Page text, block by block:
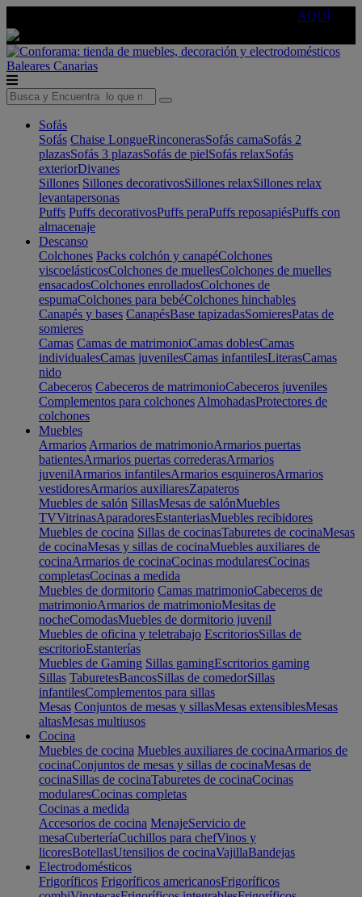
AQUÍ
Baleares Canarias
Sofás
Sofás Chaise LongueRinconerasSofás camaSofás 2
plazasSofás 3 plazasSofás de pielSofás relaxSofás
exteriorDivanes
Sillones Sillones decorativosSillones relaxSillones relax
levantapersonas
Puffs Puffs decorativosPuffs peraPuffs reposapiésPuffs con
almacenaje
Descanso
Colchones Packs colchón y canapéColchones
viscoelásticosColchones de muellesColchones de muelles
ensacadosColchones enrolladosColchones de
espumaColchones para bebéColchones hinchables
Canapés y bases CanapésBase tapizadasSomieresPatas de
somieres
Camas Camas de matrimonioCamas doblesCamas
individualesCamas juvenilesCamas infantilesLiterasCamas
nido
Cabeceros Cabeceros de matrimonioCabeceros juveniles
Complementos para colchones AlmohadasProtectores de
colchones
Muebles
Armarios Armarios de matrimonioArmarios puertas
batientesArmarios puertas correderasArmarios
juvenilArmarios infantilesArmarios esquinerosArmarios
vestidoresArmarios auxiliaresZapateros
Muebles de salón SillasMesas de salónMuebles
TVVitrinasAparadoresEstanteriasMuebles recibidores
Muebles de cocina Sillas de cocinasTaburetes de cocinaMesas
de cocinaMesas y sillas de cocinaMuebles auxiliares de
cocinaArmarios de cocinaCocinas modularesCocinas
completasCocinas a medida
Muebles de dormitorio Camas matrimonioCabeceros de
matrimonioArmarios de matrimonioMesitas de
nocheComodasMuebles de dormitorio juvenil
Muebles de oficina y teletrabajo EscritoriosSillas de
escritorioEstanterías
Muebles de Gaming Sillas gamingEscritorios gaming
Sillas TaburetesBancosSillas de comedorSillas
infantilesComplementos para sillas
Mesas Conjuntos de mesas y sillasMesas extensiblesMesas
altasMesas multiusos
Cocina
Muebles de cocina Muebles auxiliares de cocinaArmarios de
cocinaConjuntos de mesas y sillas de cocinaMesas de
cocinaSillas de cocinaTaburetes de cocinaCocinas
modularesCocinas completas
Cocinas a medida
Accesorios de cocina MenajeServicio de
mesaCuberteríaCuchillos para chefVinos y
licoresBotellasUtensilios de cocinaVajillaBandejas
Electrodomésticos
Frigoríficos Frigoríficos americanosFrigoríficos